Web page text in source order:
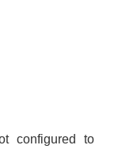
configured to